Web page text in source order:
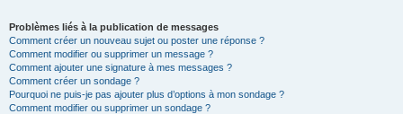
Problèmes liés à la publication de messages
Comment créer un nouveau sujet ou poster une réponse ?
Comment modifier ou supprimer un message ?
Comment ajouter une signature à mes messages ?
Comment créer un sondage ?
Pourquoi ne puis-je pas ajouter plus d’options à mon sondage ?
Comment modifier ou supprimer un sondage ?